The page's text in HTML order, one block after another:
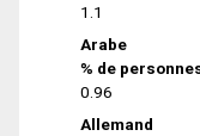
1.1
Arabe
% de
0.96
Allemand